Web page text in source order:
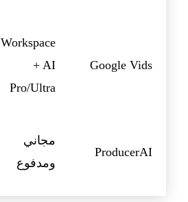
Google Vids
Workspace
+ AI
Pro/Ultra
ProducerAI
مجاني
ومدفوع